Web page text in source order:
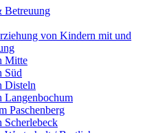
Betreuung
von Kindern mit und
Mitte
Süd
Disteln
Langenbochum
Paschenberg
Scherlebeck